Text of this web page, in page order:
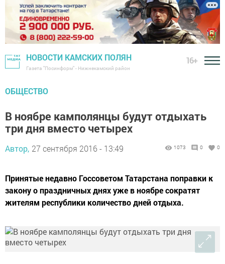
НОВОСТИ КАМСКИХ ПОЛЯН
Газета "Посинформ" - Нижнекамский район
16+
ОБЩЕСТВО
В ноябре камполянцы будут отдыхать
три дня вместо четырех
Автор, 27 сентября 2016 - 13:49 1073 0 0
Принятые недавно Госсоветом Татарстана поправки к
закону о праздничных днях уже в ноябре сократят
жителям республики количество дней отдыха.